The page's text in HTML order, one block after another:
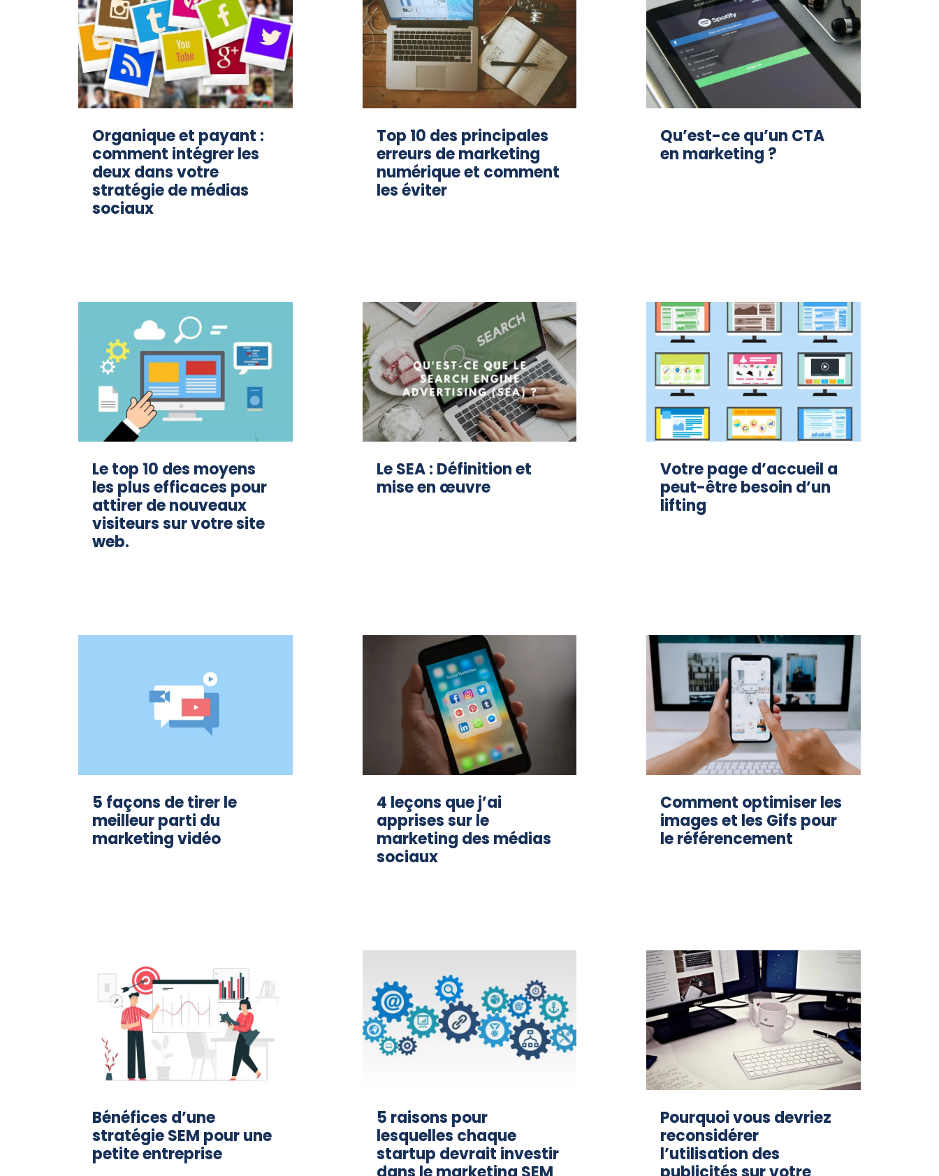
Organique et payant :
comment intégrer les
deux dans votre
stratégie de médias
sociaux
Top 10 des principales
erreurs de marketing
numérique et comment
les éviter
Qu’est-ce qu’un CTA
en marketing ?
Le top 10 des moyens
les plus efficaces pour
attirer de nouveaux
visiteurs sur votre site
web.
Le SEA : Définition et
mise en œuvre
Votre page d’accueil a
peut-être besoin d’un
lifting
5 façons de tirer le
meilleur parti du
marketing vidéo
4 leçons que j’ai
apprises sur le
marketing des médias
sociaux
Comment optimiser les
images et les Gifs pour
le référencement
Bénéfices d’une
stratégie SEM pour une
petite entreprise
5 raisons pour
lesquelles chaque
startup devrait investir
Pourquoi vous devriez
reconsidérer
l’utilisation des